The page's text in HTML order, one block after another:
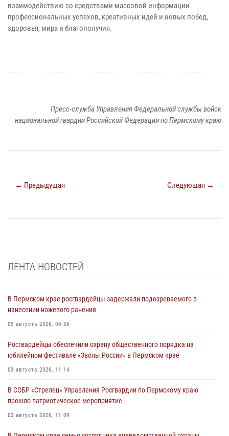
взаимодействию со средствами массовой информации
профессиональных успехов, креативных идей и новых побед,
здоровья, мира и благополучия.
Пресс-служба Управления Федеральной службы войск
национальной гвардии Российской Федерации по Пермскому краю
← Предыдущая Следующая →
ЛЕНТА НОВОСТЕЙ
В Пермском крае росгвардейцы задержали подозреваемого в
нанесении ножевого ранения
05 августа 2026, 09:56
Росгвардейцы обеспечили охрану общественного порядка на
юбилейном фестивале «Звоны России» в Пермском крае
03 августа 2026, 11:14
В СОБР «Стрелец» Управления Росгвардии по Пермскому краю
прошло патриотическое мероприятие
03 августа 2026, 11:09